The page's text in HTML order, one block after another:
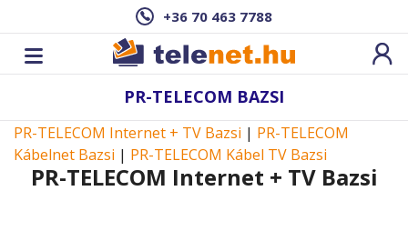
+36 70 463 7788
PR-TELECOM BAZSI
PR-TELECOM Internet + TV Bazsi | PR-TELECOM
Kábelnet Bazsi | PR-TELECOM Kábel TV Bazsi
PR-TELECOM Internet + TV Bazsi